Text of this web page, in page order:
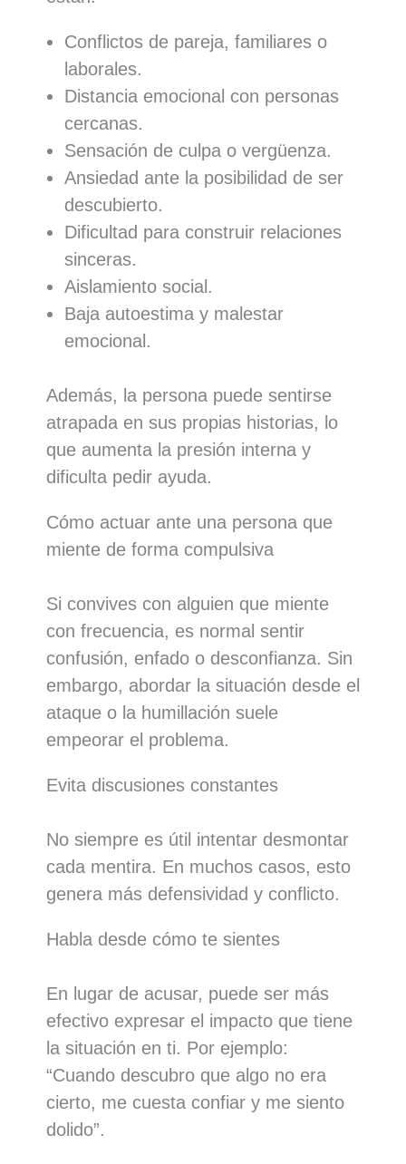
Conflictos de pareja, familiares o
laborales.
Distancia emocional con personas
cercanas.
Sensación de culpa o vergüenza.
Ansiedad ante la posibilidad de ser
descubierto.
Dificultad para construir relaciones
sinceras.
Aislamiento social.
Baja autoestima y malestar
emocional.
Además, la persona puede sentirse
atrapada en sus propias historias, lo
que aumenta la presión interna y
dificulta pedir ayuda.
Cómo actuar ante una persona que
miente de forma compulsiva
Si convives con alguien que miente
con frecuencia, es normal sentir
confusión, enfado o desconfianza. Sin
embargo, abordar la situación desde el
ataque o la humillación suele
empeorar el problema.
Evita discusiones constantes
No siempre es útil intentar desmontar
cada mentira. En muchos casos, esto
genera más defensividad y conflicto.
Habla desde cómo te sientes
En lugar de acusar, puede ser más
efectivo expresar el impacto que tiene
la situación en ti. Por ejemplo:
“Cuando descubro que algo no era
cierto, me cuesta confiar y me siento
dolido”.